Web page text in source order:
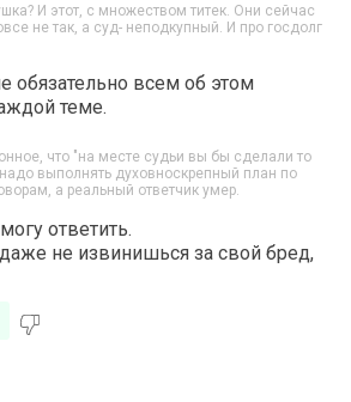
И этот, с множеством титек. Они сейчас
не так, а суд- неподкупный. И про госдолг
обязательно всем об этом
теме.
что "на месте судьи вы бы сделали то
выполнять духовноскрепный план по
а реальный ответчик умер.
ответить.
не извинишься за свой бред,